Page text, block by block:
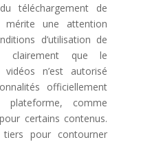
téléchargement de
mérite une attention
d’utilisation de
clairement que le
n’est autorisé
officiellement
comme
certains contenus.
tiers pour contourner